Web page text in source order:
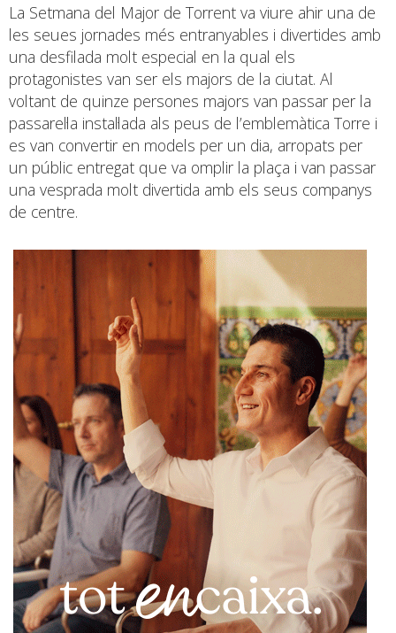
La Setmana del Major de Torrent va viure ahir una de
les seues jornades més entranyables i divertides amb
una desfilada molt especial en la qual els
protagonistes van ser els majors de la ciutat. Al
voltant de quinze persones majors van passar per la
passarel·la instal·lada als peus de l’emblemàtica Torre i
es van convertir en models per un dia, arropats per
un públic entregat que va omplir la plaça i van passar
una vesprada molt divertida amb els seus companys
de centre.